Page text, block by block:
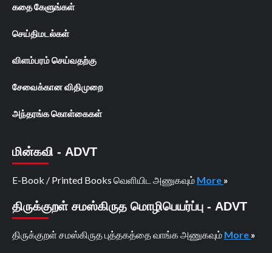
கதை கேளுங்கள்
செய்திமடல்கள்
விளம்பரம் செய்வதற்கு
சேவைக்கான விதிமுறை
அந்தரங்க கொள்கைகள்
மின்கவி - ADVT
E-Book / Printed Books வெளியிட அணுகவும் More »
திருக்குறள் சமஸ்கிருத மொழிபெயர்ப்பு - ADVT
திருக்குறள் சமஸ்கிருத புத்தகத்தை வாங்க அணுகவும் More »